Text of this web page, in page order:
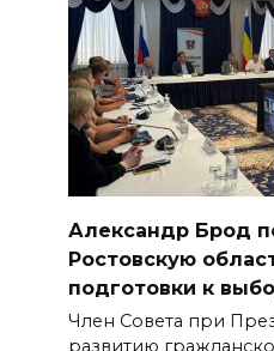
Александр Брод
Ростовскую
подготовки к
Член Совета при